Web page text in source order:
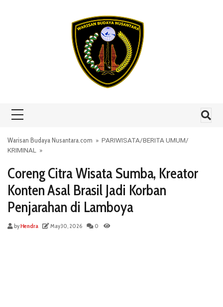
Warisan Budaya Nusantara.com » PARIWISATA/BERITA UMUM/
KRIMINAL
»
Coreng Citra Wisata Sumba, Kreator
Konten Asal Brasil Jadi Korban
Penjarahan di Lamboya
byHendra May 30, 2026 0